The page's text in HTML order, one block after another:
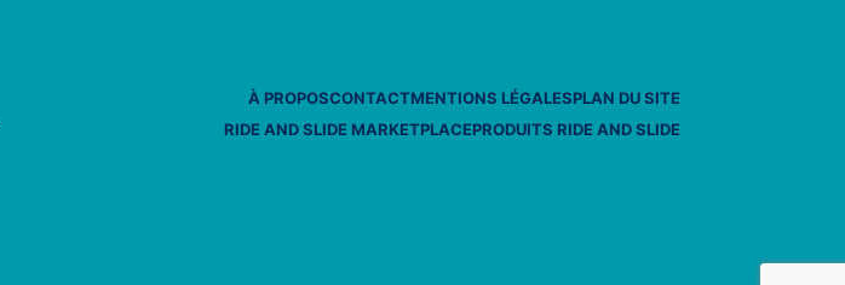
À PROPOSCONTACTMENTIONS LÉGALESPLAN DU SITE
RIDE AND SLIDE MARKETPLACEPRODUITS RIDE AND SLIDE